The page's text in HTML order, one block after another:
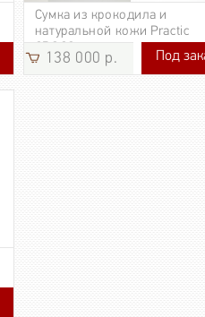
Сумка из крокодила и
натуральной кожи Practic
CROCO.
138 000 р. 138 000
Под